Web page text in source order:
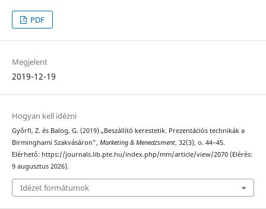
PDF
Megjelent
2019-12-19
Hogyan kell idézni
Győrfi, Z. és Balog, G. (2019) „Beszállító kerestetik. Prezentációs technikák a
Birminghami Szakvásáron”, Marketing & Menedzsment, 32(3), o. 44–45.
Elérhető: https://journals.lib.pte.hu/index.php/mm/article/view/2070 (Elérés:
9 augusztus 2026).
Idézet formátumok